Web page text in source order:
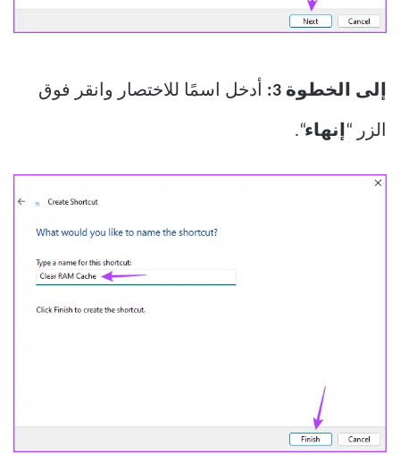
إلى الخطوة 3: أدخل اسمًا للاختصار وانقر فوق
الزر “إنهاء“.